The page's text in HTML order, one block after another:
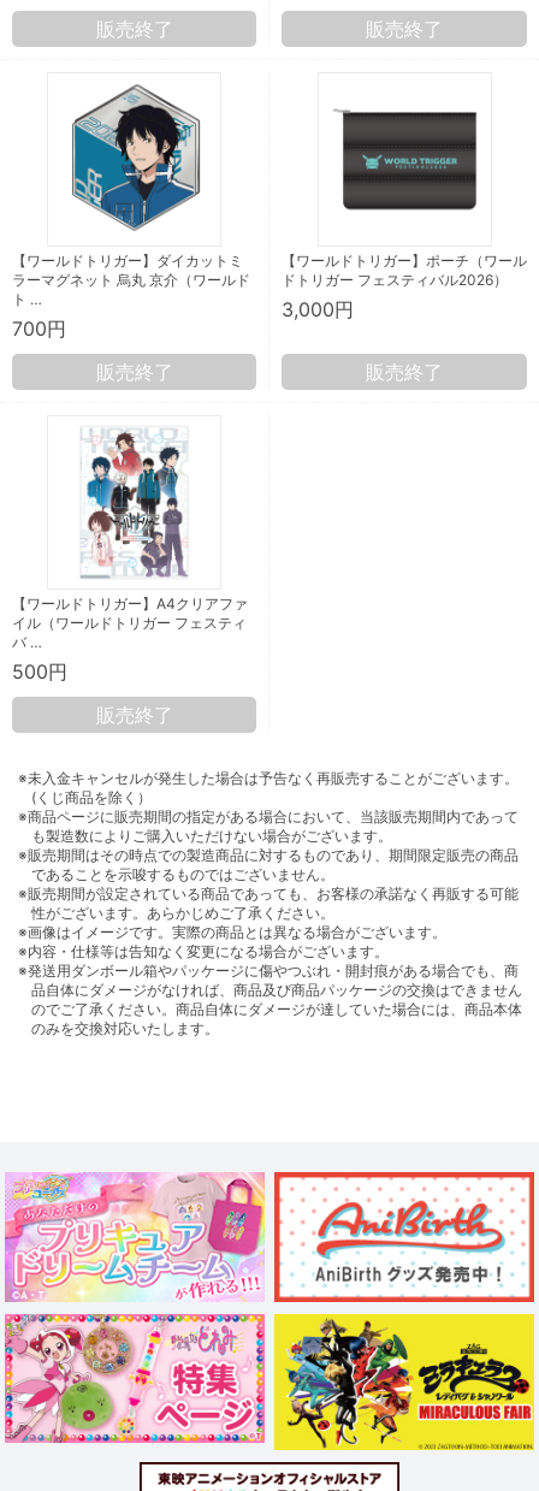
販売終了
販売終了
【ワールドトリガー】ダイカットミ
ラーマグネット 烏丸 京介（ワールド
ト …
700円
販売終了
【ワールドトリガー】ポーチ（ワール
ドトリガー フェスティバル2026）
3,000円
販売終了
【ワールドトリガー】A4クリアファ
イル（ワールドトリガー フェスティ
バ …
500円
販売終了
※未入金キャンセルが発生した場合は予告なく再販売することがございます。
(くじ商品を除く）
※商品ページに販売期間の指定がある場合において、当該販売期間内であって
も製造数によりご購入いただけない場合がございます。
※販売期間はその時点での製造商品に対するものであり、期間限定販売の商品
であることを示唆するものではございません。
※販売期間が設定されている商品であっても、お客様の承諾なく再販する可能
性がございます。あらかじめご了承ください。
※画像はイメージです。実際の商品とは異なる場合がございます。
※内容・仕様等は告知なく変更になる場合がございます。
※発送用ダンボール箱やパッケージに傷やつぶれ・開封痕がある場合でも、商
品自体にダメージがなければ、商品及び商品パッケージの交換はできません
のでご了承ください。商品自体にダメージが達していた場合には、商品本体
のみを交換対応いたします。